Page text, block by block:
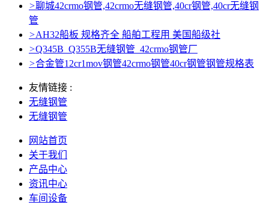
>聊城42crmo钢管,42crmo无缝钢管,40cr钢管,40cr无缝钢
管
>AH32船板 规格齐全 船舶工程用 美国船级社
>Q345B_Q355B无缝钢管_42crmo钢管厂
>合金管12cr1mov钢管42crmo钢管40cr钢管钢管规格表
友情链接 :
无缝钢管
无缝钢管
网站首页
关于我们
产品中心
资讯中心
车间设备